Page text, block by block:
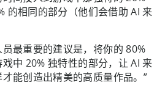
的相同的部分（他们会借助 AI 来
最重要的建议是，将你的 80%
中 20% 独特性的部分，让 AI 来
能创造出精美的高质量作品。”